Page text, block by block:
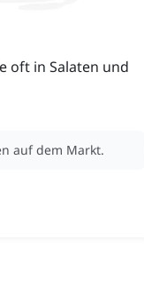
oft in Salaten und
auf dem Markt.